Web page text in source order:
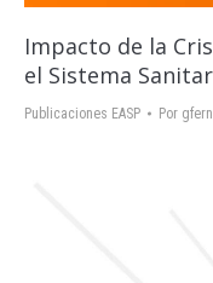
Impacto de la
el Sistema
Publicaciones EASP Por